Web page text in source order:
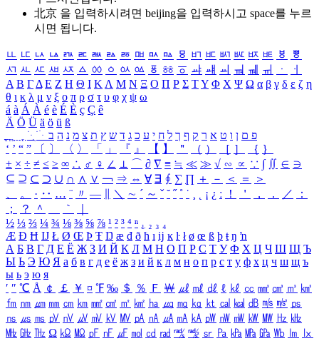
北京 을 입력하시려면 beijing을 입력하시고 space를 누르
시면 됩니다.
ㅥ ㅦ ㅧ ㅨ ㅩ ㅪ ㅫ ㅬ ㅭ ㅮ ㅯ ㅰ ㅱ ㅲ ㅳ ㅴ ㅵ ㅶ ㅷ ㅸ
ㅹ
ㅺ ㅻ ㅼ ㅽ ㅾ ㅿ ㆀ ㆁ ㆂ ㆃ ㆄ ㆅ ㆆ ㆇ ㆈ ㆉ ㆊ ㆋ ㆌ ㆍ
ㆎ
Α Β ΓΔ Ε Ζ Η Θ Ι ΚΛ Μ Ν Ξ Ο Π Ρ Σ ΤΥ Φ Χ Ψ Ω α β γ δ ε ζ η
θ ι κ λ μ ν ξ ο π ρ σ τ υ φ χ ψ ω
á à Á À é è É È ç Ç ê
Ä Ö Ü ä ö ü ß
ִֶֹ ֻּ ׁׂ פ ם ן ו ט א ר ק ף ך ל ח י ע כ ג ד ש ץ ת צ מ נ ה ב
‘ ’ “ ” 〔 〕 〈 〉 「 」 『 』 【 】 ＂ （ ） ［ ］ ｛ ｝
± × ÷ ≠ ≤ ≥ ∞ ∴ ♂ ♀ ∠ ⊥ ⌒ ∂ ∇ ≡ ≒ ≪ ≫ √ ∽ ∝ ∵ ∫ ∬ ∈ ∋
⊆ ⊇ ⊂ ⊃ ∪ ∩ ∧ ∨ ￢ ⇒ ⇔ ∀ ∃ ∮ ∑ ∏ ＋ － ＜ ＝
＞
、
。 · ‥ … ¨ 〃 ― ＼ ∼ ´ ～ ˇ ˘ ˝ ˚ ˙ ¸ ¡ ¿ ː ！ ＇ ， ． ／
：
；
？ ＾ ｀
½ ⅓ ⅔ ¼ ¾ ⅛ ⅜ ⅝ ⅞ ¹ ² ³ ⁴ ⁿ ₁ ₂ ₃ ₄
Æ Ð Ħ Ĳ Ł Ø Œ Þ Ŧ Ŋ æ đ ð ħ ı ĳ ĸ ŀ ł ø œ ß þ ŧ ŋ ŉ
А Б В Г Д Е Ё Ж З И Й К Л М Н О П Р С Т У Ф Х Ц Ч Ш Щ Ъ
Ы Ь Э Ю Я а б в г д е ё ж з и й к л м н о п р с т у ф х ц ч ш щ ъ
ы ь э ю я
′ ″ ℃ Å ￠ ￡ ￥ ¤ ℉ ‰ ＄ ％ Ｆ ￦ ㎕ ㎖ ㎗ ℓ ㎘ ㏄ ㎣ ㎤ ㎥ ㎦
㎙ ㎚ ㎛ ㎜ ㎝ ㎞ ㎟ ㎠ ㎡ ㎢ ㏊ ㎍ ㎎ ㎏ ㏏ ㎈ ㎉ ㏈ ㎧ ㎨ ㎰
㎱ ㎲ ㎳ ㎴ ㎵ ㎶ ㎷ ㎸ ㎹ ㎀ ㎁ ㎂ ㎃ ㎄ ㎺ ㎻ ㎽ ㎾ ㎿ ㎐ ㎑
㎒ ㎓ ㎔ Ω ㏀ ㏁ ㎊ ㎋ ㎌ ㏖ ㏅ ㎭ ㎮ ㎯ ㏛ ㎩ ㎪ ㎫ ㎬ ㏝ ㏐
㏓